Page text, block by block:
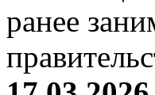
ранее